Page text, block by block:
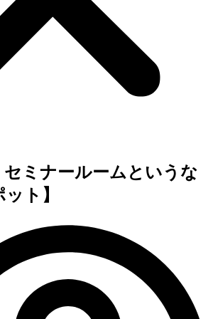
セミナールームというな
ト】